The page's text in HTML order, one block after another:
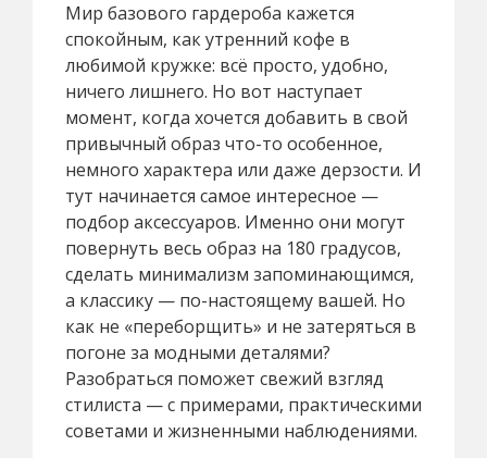
Мир базового гардероба кажется
спокойным, как утренний кофе в
любимой кружке: всё просто, удобно,
ничего лишнего. Но вот наступает
момент, когда хочется добавить в свой
привычный образ что-то особенное,
немного характера или даже дерзости. И
тут начинается самое интересное —
подбор аксессуаров. Именно они могут
повернуть весь образ на 180 градусов,
сделать минимализм запоминающимся,
а классику — по-настоящему вашей. Но
как не «переборщить» и не затеряться в
погоне за модными деталями?
Разобраться поможет свежий взгляд
стилиста — с примерами, практическими
советами и жизненными наблюдениями.